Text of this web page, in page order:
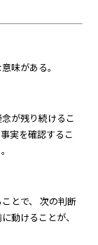
味がある。
が残り続けるこ
実を確認するこ
とで、 次の判断
動けることが、